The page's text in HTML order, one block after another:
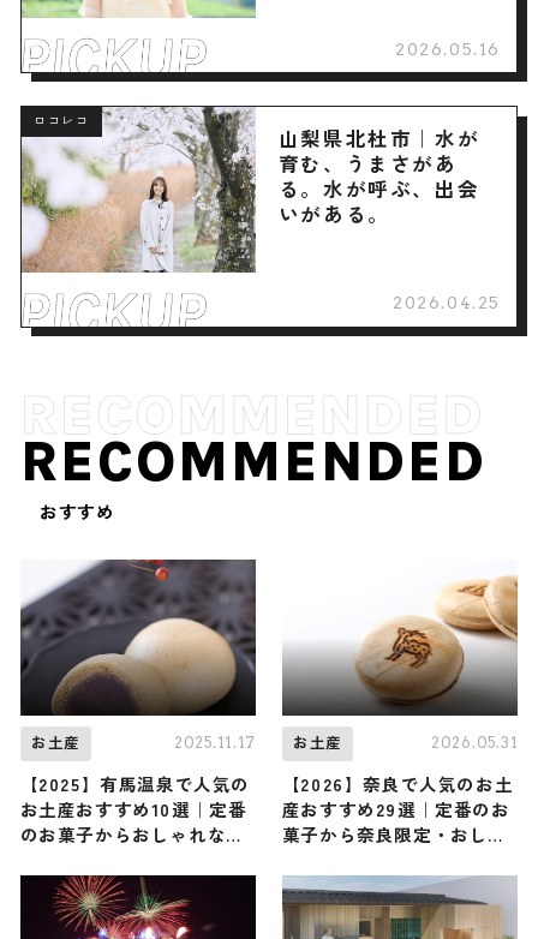
2026.05.16
ロコレコ
山梨県北杜市｜水が
育む、うまさがあ
る。水が呼ぶ、出会
いがある。
2026.04.25
RECOMMENDED
おすすめ
お土産 2025.11.17
【2025】有馬温泉で人気の
お土産おすすめ10選｜定番
のお菓子からおしゃれなお
く紹介
お土産 2026.05.31
【2026】奈良で人気のお土
産おすすめ29選｜定番のお
菓子から奈良限定・おしゃ
く紹介